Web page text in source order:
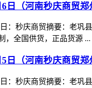
日（河南秒庆商贸郑
日：秒庆商贸摘要：老巩
，全国供货，正品货源 ...
日（河南秒庆商贸郑
日：秒庆商贸摘要：老巩